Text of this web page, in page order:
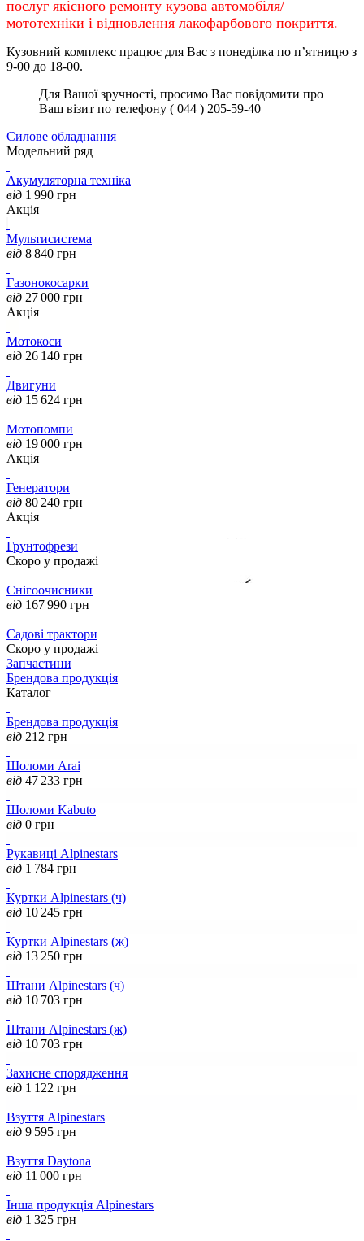
послуг якісного ремонту кузова автомобіля/
мототехніки і відновлення лакофарбового покриття.
Кузовний комплекс працює для Вас з понеділка по п’ятницю з
9-00 до 18-00.
Для Вашої зручності, просимо Вас повідомити про
Ваш візит по телефону ( 044 ) 205-59-40
Силове обладнання
Модельний ряд
Акумуляторна техніка
від 1 990 грн
Акція
Мультисистема
від 8 840 грн
Газонокосарки
від 27 000 грн
Акція
Мотокоси
від 26 140 грн
Двигуни
від 15 624 грн
Мотопомпи
від 19 000 грн
Акція
Генератори
від 80 240 грн
Акція
Грунтофрези
Скоро у продажі
Снігоочисники
від 167 990 грн
Садові трактори
Скоро у продажі
Запчастини
Брендова продукція
Каталог
Брендова продукція
від 212 грн
Шоломи Arai
від 47 233 грн
Шоломи Kabuto
від 0 грн
Рукавиці Alpinestars
від 1 784 грн
Куртки Alpinestars (ч)
від 10 245 грн
Куртки Alpinestars (ж)
від 13 250 грн
Штани Alpinestars (ч)
від 10 703 грн
Штани Alpinestars (ж)
від 10 703 грн
Захисне спорядження
від 1 122 грн
Взуття Alpinestars
від 9 595 грн
Взуття Daytona
від 11 000 грн
Інша продукція Alpinestars
від 1 325 грн